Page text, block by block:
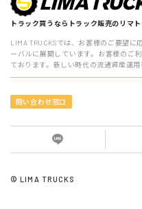
当社が個人情報を収集・利用
当社サービスの提供・運
ユーザーからのお問い合
ユーザーが利用中のサー
ン等及び当社が提供する
るため
トラック買うならトラック販売のリマ
LIMA TRUCKSでは、お客様のご要望
ーバルに展開しています。お客様のご
ております。新しい時代の流通資産運用
問い合わせ窓口
© LIMA TRUCKS